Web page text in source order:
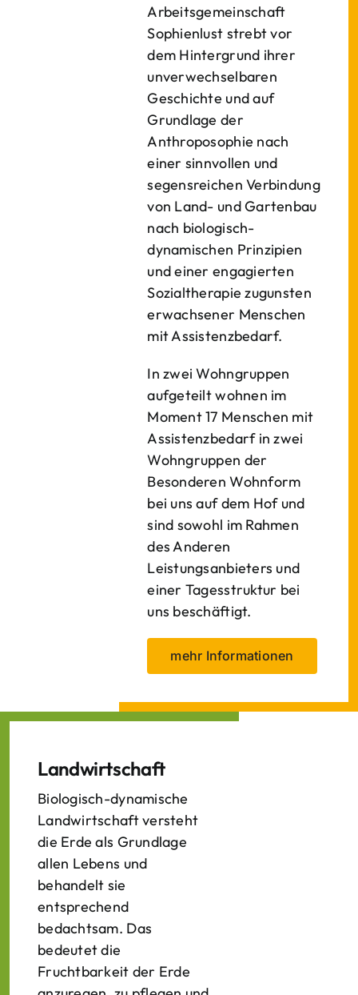
Arbeitsgemeinschaft
Sophienlust strebt vor
dem Hintergrund ihrer
unverwechselbaren
Geschichte und auf
Grundlage der
Anthroposophie nach
einer sinnvollen und
segensreichen Verbindung
von Land- und Gartenbau
nach biologisch-
dynamischen Prinzipien
und einer engagierten
Sozialtherapie zugunsten
erwachsener Menschen
mit Assistenzbedarf.
In zwei Wohngruppen
aufgeteilt wohnen im
Moment 17 Menschen mit
Assistenzbedarf in zwei
Wohngruppen der
Besonderen Wohnform
bei uns auf dem Hof und
sind sowohl im Rahmen
des Anderen
Leistungsanbieters und
einer Tagesstruktur bei
uns beschäftigt.
mehr Informationen
Landwirtschaft
Biologisch-dynamische
Landwirtschaft versteht
die Erde als Grundlage
allen Lebens und
behandelt sie
entsprechend
bedachtsam. Das
bedeutet die
Fruchtbarkeit der Erde